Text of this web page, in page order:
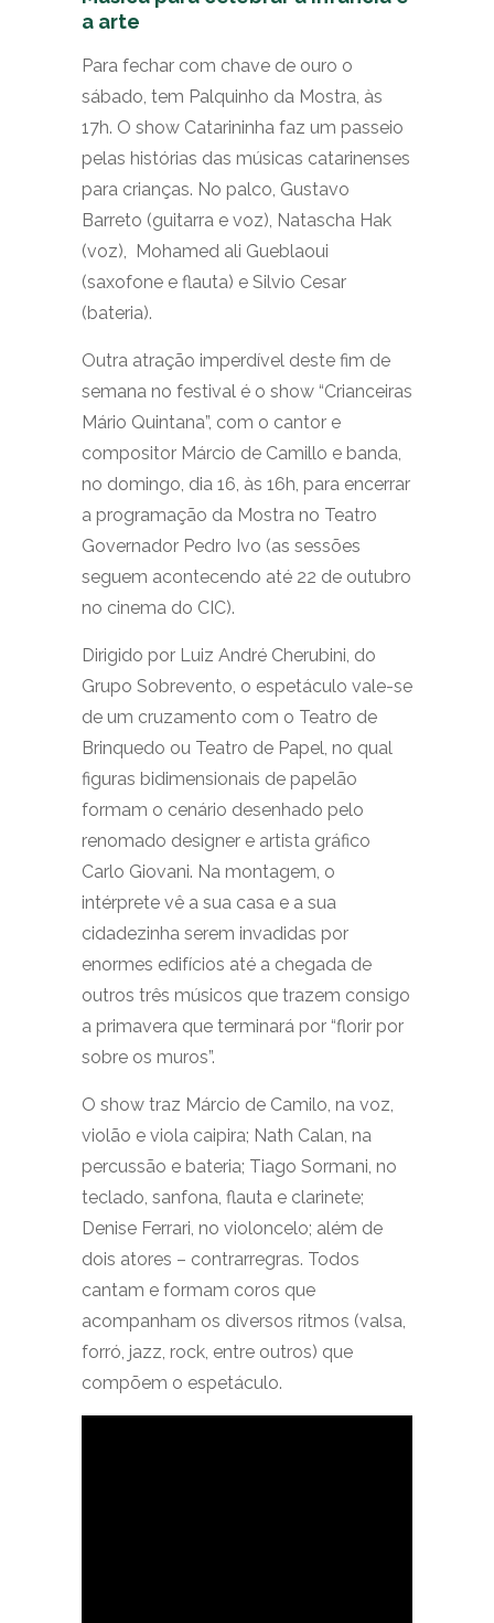
a arte
Para fechar com chave de ouro o
sábado, tem Palquinho da Mostra, às
17h. O show Catarininha faz um passeio
pelas histórias das músicas catarinenses
para crianças. No palco, Gustavo
Barreto (guitarra e voz), Natascha Hak
(voz), Mohamed ali Gueblaoui
(saxofone e flauta) e Silvio Cesar
(bateria).
Outra atração imperdível deste fim de
semana no festival é o show “Crianceiras
Mário Quintana”, com o cantor e
compositor Márcio de Camillo e banda,
no domingo, dia 16, às 16h, para encerrar
a programação da Mostra no Teatro
Governador Pedro Ivo (as sessões
seguem acontecendo até 22 de outubro
no cinema do CIC).
Dirigido por Luiz André Cherubini, do
Grupo Sobrevento, o espetáculo vale-se
de um cruzamento com o Teatro de
Brinquedo ou Teatro de Papel, no qual
figuras bidimensionais de papelão
formam o cenário desenhado pelo
renomado designer e artista gráfico
Carlo Giovani. Na montagem, o
intérprete vê a sua casa e a sua
cidadezinha serem invadidas por
enormes edifícios até a chegada de
outros três músicos que trazem consigo
a primavera que terminará por “florir por
sobre os muros”.
O show traz Márcio de Camilo, na voz,
violão e viola caipira; Nath Calan, na
percussão e bateria; Tiago Sormani, no
teclado, sanfona, flauta e clarinete;
Denise Ferrari, no violoncelo; além de
dois atores – contrarregras. Todos
cantam e formam coros que
acompanham os diversos ritmos (valsa,
forró, jazz, rock, entre outros) que
compõem o espetáculo.